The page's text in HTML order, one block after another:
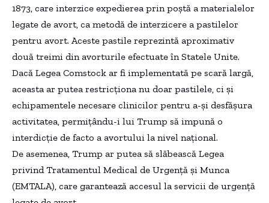
1873, care interzice expedierea prin poștă a materialelor
legate de avort, ca metodă de interzicere a pastilelor
pentru avort. Aceste pastile reprezintă aproximativ
două treimi din avorturile efectuate în Statele Unite.
Dacă Legea Comstock ar fi implementată pe scară largă,
aceasta ar putea restricționa nu doar pastilele, ci și
echipamentele necesare clinicilor pentru a-și desfășura
activitatea, permițându-i lui Trump să impună o
interdicție de facto a avortului la nivel național.
De asemenea, Trump ar putea să slăbească Legea
privind Tratamentul Medical de Urgență și Munca
(EMTALA), care garantează accesul la servicii de urgență